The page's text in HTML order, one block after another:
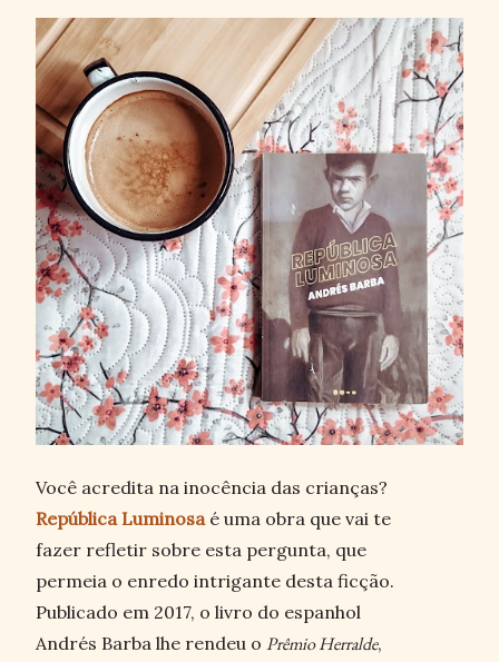
Você acredita na inocência das crianças?
República Luminosa é uma obra que vai te
fazer refletir sobre esta pergunta, que
permeia o enredo intrigante desta ficção.
Publicado em 2017, o livro do espanhol
Andrés Barba lhe rendeu o Prêmio Herralde,